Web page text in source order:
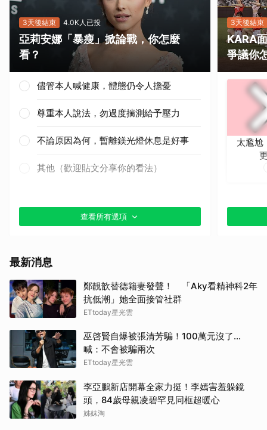
3天後結束 4.0K人已投
亞莉安娜「暴瘦」掀論戰，你怎麼
看？
儘管本人喊健康，體態仍令人擔憂
尊重本人說法，勿過度揣測給予壓力
不論原因為何，暫離鎂光燈休息是好事
其他（歡迎貼文分享你的看法）
查看所有選項
3天後結束
KARA
爭議你
太尷尬
最新消息
鄭靚歆替德籍妻發聲！ 「Aky看精神科2年
抗低潮」她全面接管社群
ETtoday星光雲
巫啓賢自爆被張清芳騙！100萬元沒了...
喊：不會被騙兩次
ETtoday星光雲
李亞鵬新店開幕全家力挺！李嫣害羞躲鏡
頭，84歲母親凌碧罕見同框超暖心
姊妹淘